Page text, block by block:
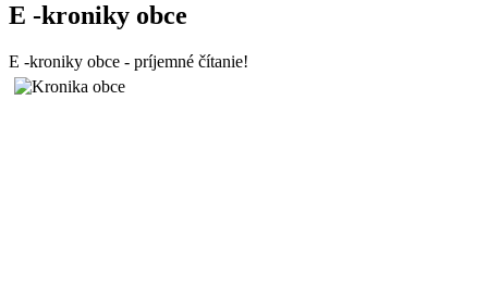
E -kroniky obce
E -kroniky obce - príjemné čítanie!